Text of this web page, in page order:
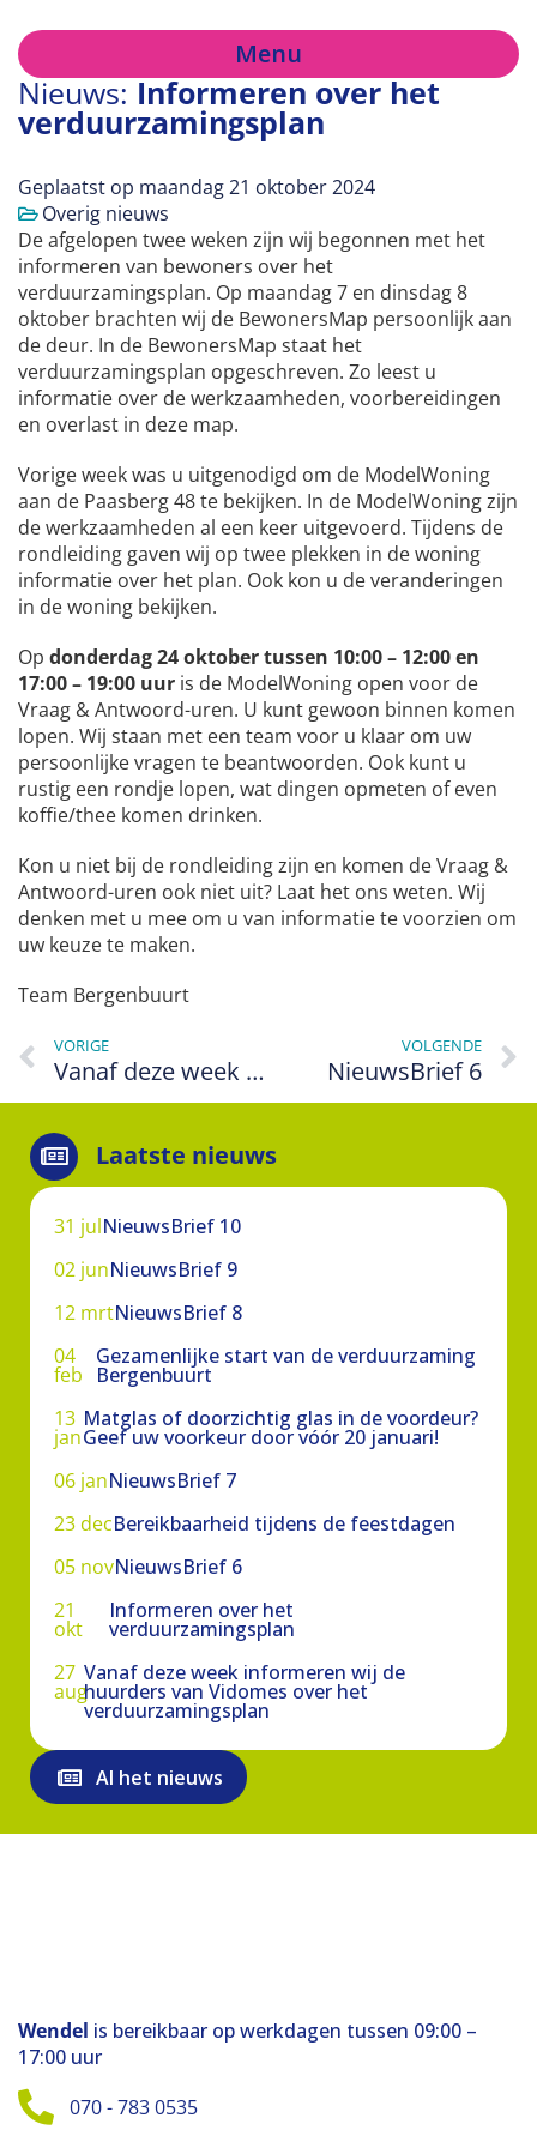
Menu
Nieuws: Informeren over het
verduurzamingsplan
Geplaatst op maandag 21 oktober 2024
Overig nieuws
De afgelopen twee weken zijn wij begonnen met het
informeren van bewoners over het
verduurzamingsplan. Op maandag 7 en dinsdag 8
oktober brachten wij de BewonersMap persoonlijk aan
de deur. In de BewonersMap staat het
verduurzamingsplan opgeschreven. Zo leest u
informatie over de werkzaamheden, voorbereidingen
en overlast in deze map.
Vorige week was u uitgenodigd om de ModelWoning
aan de Paasberg 48 te bekijken. In de ModelWoning zijn
de werkzaamheden al een keer uitgevoerd. Tijdens de
rondleiding gaven wij op twee plekken in de woning
informatie over het plan. Ook kon u de veranderingen
in de woning bekijken.
Op donderdag 24 oktober tussen 10:00 – 12:00 en
17:00 – 19:00 uur is de ModelWoning open voor de
Vraag & Antwoord-uren. U kunt gewoon binnen komen
lopen. Wij staan met een team voor u klaar om uw
persoonlijke vragen te beantwoorden. Ook kunt u
rustig een rondje lopen, wat dingen opmeten of even
koffie/thee komen drinken.
Kon u niet bij de rondleiding zijn en komen de Vraag &
Antwoord-uren ook niet uit? Laat het ons weten. Wij
denken met u mee om u van informatie te voorzien om
uw keuze te maken.
Team Bergenbuurt
VORIGE
Vanaf deze week informeren wij de huurders van Vidomes over het verduurzamingsplan
VOLGENDE
NieuwsBrief 6
Laatste nieuws
31 julNieuwsBrief 10
02 junNieuwsBrief 9
12 mrtNieuwsBrief 8
04
feb
Gezamenlijke start van de verduurzaming
Bergenbuurt
13
jan
Matglas of doorzichtig glas in de voordeur?
Geef uw voorkeur door vóór 20 januari!
06 janNieuwsBrief 7
23 decBereikbaarheid tijdens de feestdagen
05 novNieuwsBrief 6
21
okt
Informeren over het
verduurzamingsplan
27
aug
Vanaf deze week informeren wij de
huurders van Vidomes over het
verduurzamingsplan
Al het nieuws
Wendel is bereikbaar op werkdagen tussen 09:00 –
17:00 uur
070 - 783 0535